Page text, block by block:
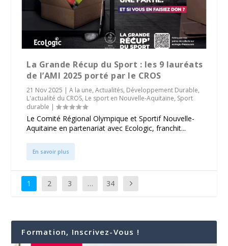
La Grande Récup du Sport : les 9 lauréats
de l’AMI 2025 porté par le CROS
21 Nov 2025 |A la une,Actualités, Développement Durable,
L'actualité du CROS, Le sport en Nouvelle-Aquitaine, Sport
durable |
Le Comité Régional Olympique et Sportif Nouvelle-
Aquitaine en partenariat avec Ecologic, franchit...
En savoir plus
1 2 3 … 34
Formation, Inscrivez-Vous !